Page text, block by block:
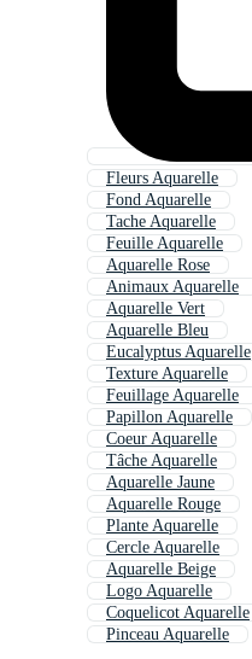
Fleurs Aquarelle
Fond Aquarelle
Tache Aquarelle
Feuille Aquarelle
Aquarelle Rose
Animaux Aquarelle
Aquarelle Vert
Aquarelle Bleu
Eucalyptus Aquarelle
Texture Aquarelle
Feuillage Aquarelle
Papillon Aquarelle
Coeur Aquarelle
Tâche Aquarelle
Aquarelle Jaune
Aquarelle Rouge
Plante Aquarelle
Cercle Aquarelle
Aquarelle Beige
Logo Aquarelle
Coquelicot Aquarelle
Pinceau Aquarelle